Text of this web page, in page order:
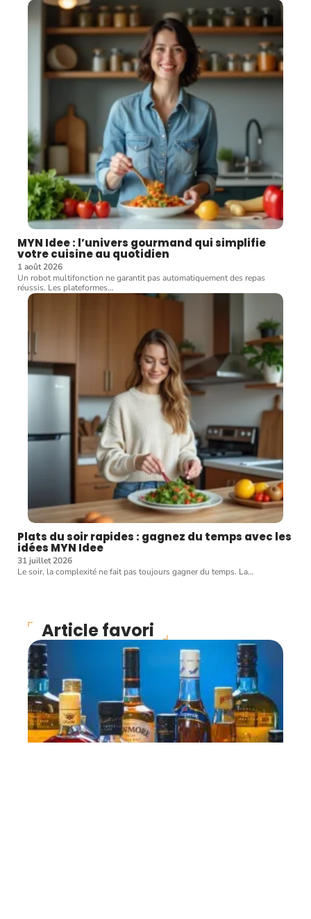
MYN Idee : l’univers gourmand qui simplifie
votre cuisine au quotidien
1 août 2026
Un robot multifonction ne garantit pas automatiquement des repas
réussis. Les plateformes…
Plats du soir rapides : gagnez du temps avec les
idées MYN Idee
31 juillet 2026
Le soir, la complexité ne fait pas toujours gagner du temps. La…
Article favori